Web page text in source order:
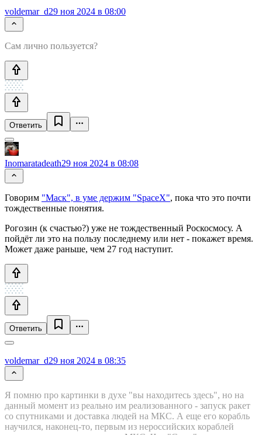
voldemar_d29 ноя 2024 в 08:00
Сам лично пользуется?
Ответить
Inomaratadeath29 ноя 2024 в 08:08
Говорим "Маск", в уме держим "SpaceX", пока что это почти
тождественные понятия.
Рогозин (к счастью?) уже не тождественный Роскосмосу. А
пойдёт ли это на пользу последнему или нет - покажет время.
Может даже раньше, чем 27 год наступит.
Ответить
voldemar_d29 ноя 2024 в 08:35
Я помню про картинки в духе "вы находитесь здесь", но на
данный момент из реально им реализованного - запуск ракет
со спутниками и доставка людей на МКС. А еще его корабль
научился, наконец-то, первым из нероссийских кораблей